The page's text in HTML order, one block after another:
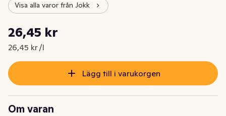
Visa alla varor från Jokk
Nuvarande pris är: 26,45 kr
26,45 kr
26,45 kr /l
Styckpris: 26,45 kr /l
Lägg till i varukorgen
Om varan